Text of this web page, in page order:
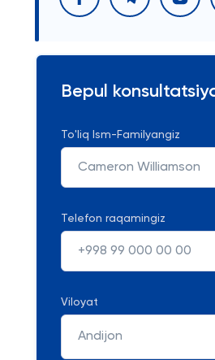
Bepul
To'liq Ism-Familyangiz
Telefon raqamingiz
Viloyat
Andijon